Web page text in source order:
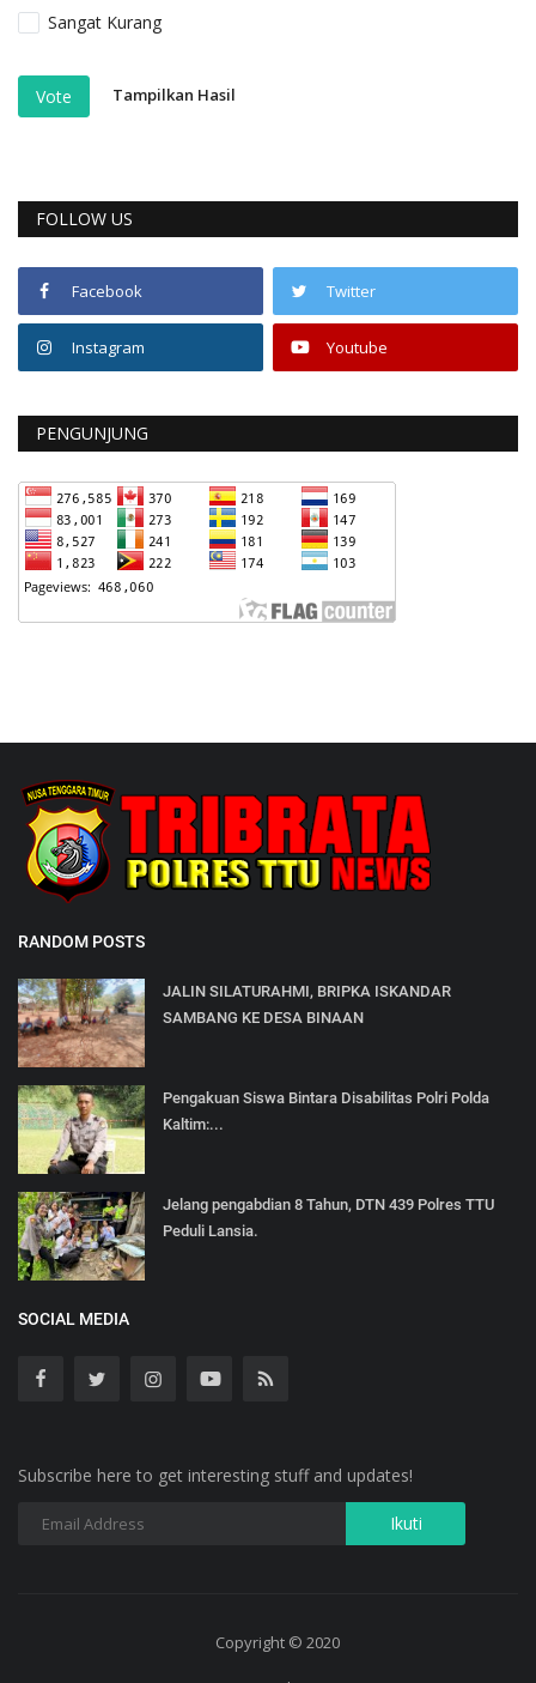
Sangat Kurang
Vote Tampilkan Hasil
FOLLOW US
Facebook Twitter
Instagram Youtube
PENGUNJUNG
RANDOM POSTS
JALIN SILATURAHMI, BRIPKA ISKANDAR
SAMBANG KE DESA BINAAN
Pengakuan Siswa Bintara Disabilitas Polri Polda
Kaltim:...
Jelang pengabdian 8 Tahun, DTN 439 Polres TTU
Peduli Lansia.
SOCIAL MEDIA
Subscribe here to get interesting stuff and updates!
Copyright © 2020